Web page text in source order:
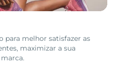
para melhor satisfazer as
maximizar a sua